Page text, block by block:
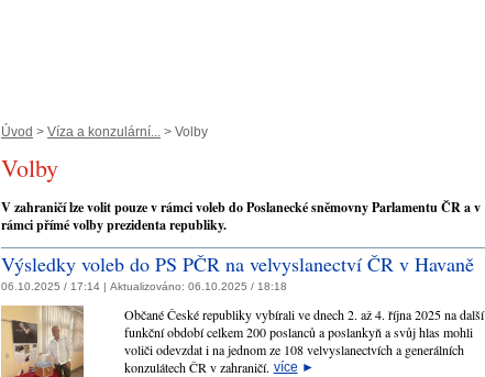
Úvod > Víza a konzulární... > Volby
Volby
V zahraničí lze volit pouze v rámci voleb do Poslanecké sněmovny Parlamentu ČR a v
rámci přímé volby prezidenta republiky.
Výsledky voleb do PS PČR na velvyslanectví ČR v Havaně
06.10.2025 / 17:14 | Aktualizováno: 06.10.2025 / 18:18
Občané České republiky vybírali ve dnech 2. až 4. října 2025 na další
funkční období celkem 200 poslanců a poslankyň a svůj hlas mohli
voliči odevzdat i na jednom ze 108 velvyslanectvích a generálních
konzulátech ČR v zahraničí. více ►